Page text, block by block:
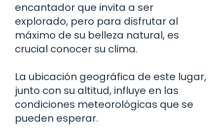
encantador que invita a ser
explorado, pero para disfrutar al
máximo de su belleza natural, es
crucial conocer su clima.
La ubicación geográfica de este lugar,
junto con su altitud, influye en las
condiciones meteorológicas que se
pueden esperar.